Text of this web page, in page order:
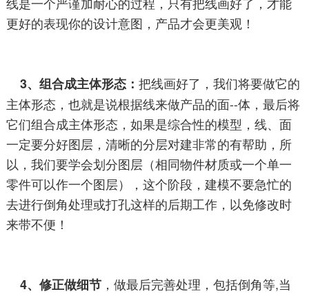
更好的表现你的设计意图，产品才会更美观！
3、 组合成主体形态： 把线画好了，我们将要做它的
主体形态，也就是说根据线来做产品的面--体，最后将
它们组合成主体形态， 如果是综合性的模型，线、面
一定要分好图层，清晰的分层对建非常的有帮助，所
以，我们要学会划分图层（相同物件材质或一个单一
零件可以作一个图层）， 这个阶段，建模不要急忙的
去进行倒角处理或打孔这样的后期工作，以免修改时
来带不便！
4、修正做细节，做最后完善处理，包括倒角等,当